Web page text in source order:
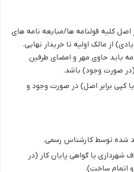
اصل کلیه قولنامه ها/مبایعه نامه های
از مالک اولیه تا خریدار نهایی.
باید حاوی مهر و امضای طرفین
صورت وجود) باشد.
کپی برابر اصل) در صورت وجود و
شهرداری یا گواهی پایان کار (در
اتمام ساخت).